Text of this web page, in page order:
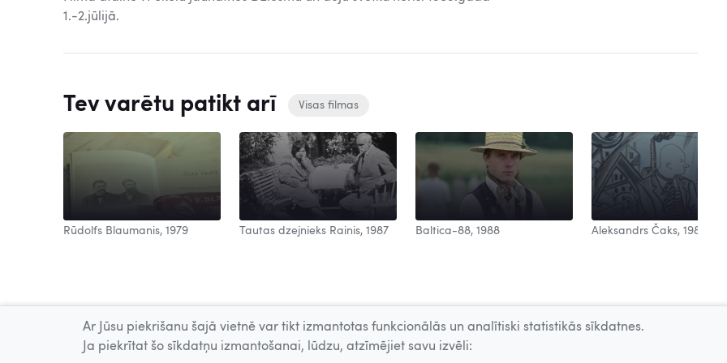
1.-2.jūlijā.
Tev varētu patikt arī Visas filmas
Rūdolfs Blaumanis, 1979 Tautas dzejnieks Rainis, 1987 Baltica-88, 1988 Aleksandrs Čaks, 1988
Ar Jūsu piekrišanu šajā vietnē var tikt izmantotas funkcionālās un analītiski statistikās sīkdatnes.
Ja piekrītat šo sīkdatņu izmantošanai, lūdzu, atzīmējiet savu izvēli: